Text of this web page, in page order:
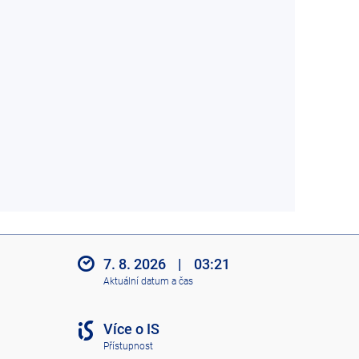
7. 8. 2026 | 03:21
Aktuální datum a čas
Více o IS
Přístupnost